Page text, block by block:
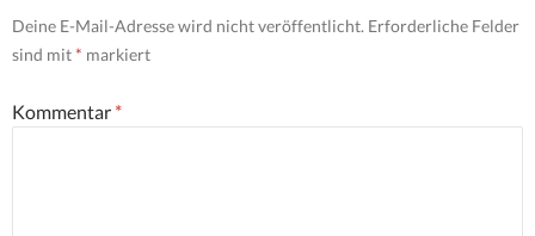
Deine E-Mail-Adresse wird nicht veröffentlicht. Erforderliche Felder
sind mit* markiert
Kommentar *